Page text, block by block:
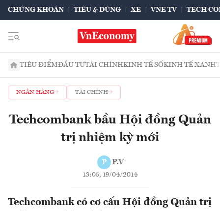
CHỨNG KHOÁN TIÊU & DÙNG XE VNE TV TECH
TIÊU ĐIỂMĐẦU TƯTÀI CHÍNHKINH TẾ SỐKINH TẾ XANH
NGÂN HÀNG TÀI CHÍNH
Techcombank bầu Hội đồng Quản
trị nhiệm kỳ mới
P P.V
13:05, 19/04/2014
Techcombank có cơ cấu Hội đồng Quản trị